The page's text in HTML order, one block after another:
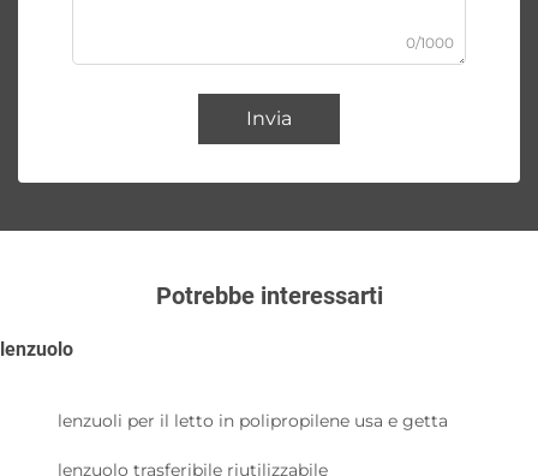
0/1000
Invia
Potrebbe interessarti
lenzuolo
lenzuoli per il letto in polipropilene usa e getta
lenzuolo trasferibile riutilizzabile